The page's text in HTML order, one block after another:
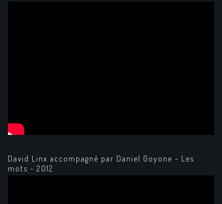
David Linx accompagné par Daniel Goyone - Les
mots - 2012